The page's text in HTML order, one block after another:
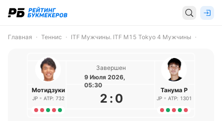
Главная Теннис ITF Мужчины. ITF M15 Tokyo 4 Мужчины
Мотидзуки
JP ATP: 732
Завершен
9 Июля 2026,
05:30
2 : 0
Танума Р
JP ATP: 1301